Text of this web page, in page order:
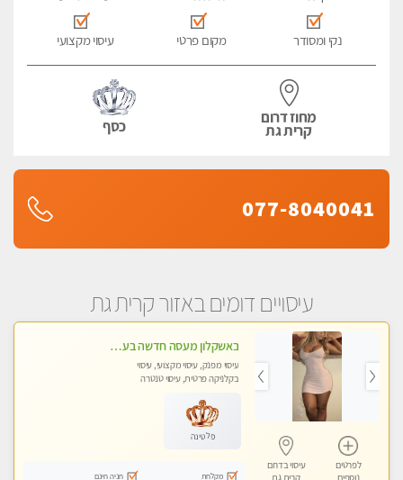
נקי ומסודר מקום פרטי עיסוי מקצועי
מחוז דרום
קרית גת כסף
077-8040041
עיסויים דומים באזור קרית גת
לפרטים
עיסוי בדרום
באשקלון מעסה חדשה בעיר כל סוגי העיסוי במקום מושלם
עיסוי מפנק, עיסוי מקצועי, עיסוי
בקלניקה פרטית, עיסוי טנטרה
פלטינה
מקלחת
חניה חינם